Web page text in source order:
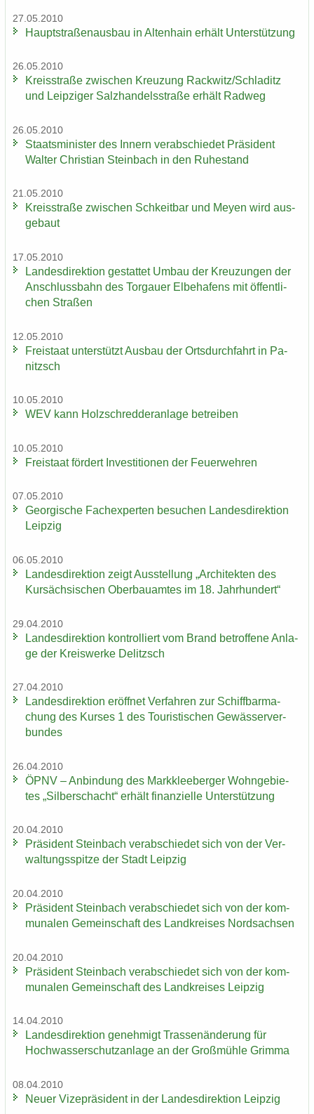
27.05.2010
Haupt­stra­ßen­aus­bau in Al­ten­hain er­hält Un­ter­stüt­zung
26.05.2010
Kreis­stra­ße zwi­schen Kreu­zung Rack­witz/Schla­ditz
und Leip­zi­ger Salz­han­dels­stra­ße er­hält Rad­weg
26.05.2010
Staats­mi­nis­ter des In­nern ver­ab­schie­det Prä­si­dent
Wal­ter Chris­ti­an Stein­bach in den Ru­he­stand
21.05.2010
Kreis­stra­ße zwi­schen Schkeit­bar und Meyen wird aus­
ge­baut
17.05.2010
Lan­des­di­rek­ti­on ge­stat­tet Umbau der Kreu­zun­gen der
An­schluss­bahn des Tor­gau­er El­be­ha­fens mit öf­fent­li­
chen Stra­ßen
12.05.2010
Frei­staat un­ter­stützt Aus­bau der Orts­durch­fahrt in Pa­
nitzsch
10.05.2010
WEV kann Holz­schred­de­r­an­la­ge be­trei­ben
10.05.2010
Frei­staat för­dert In­ves­ti­tio­nen der Feu­er­weh­ren
07.05.2010
Ge­or­gi­sche Fach­ex­per­ten be­su­chen Lan­des­di­rek­ti­on
Leip­zig
06.05.2010
Lan­des­di­rek­ti­on zeigt Aus­stel­lung „Ar­chi­tek­ten des
Kur­säch­si­schen Ober­bau­am­tes im 18. Jahr­hun­dert“
29.04.2010
Lan­des­di­rek­ti­on kon­trol­liert vom Brand be­trof­fe­ne An­la­
ge der Kreis­wer­ke De­litzsch
27.04.2010
Lan­des­di­rek­ti­on er­öff­net Ver­fah­ren zur Schiff­bar­ma­
chung des Kur­ses 1 des Tou­ris­ti­schen Ge­wäs­ser­ver­
bun­des
26.04.2010
ÖPNV – An­bin­dung des Mark­klee­ber­ger Wohn­ge­bie­
tes „Sil­ber­schacht“ er­hält fi­nan­zi­el­le Un­ter­stüt­zung
20.04.2010
Prä­si­dent Stein­bach ver­ab­schie­det sich von der Ver­
wal­tungs­spit­ze der Stadt Leip­zig
20.04.2010
Prä­si­dent Stein­bach ver­ab­schie­det sich von der kom­
mu­na­len Ge­mein­schaft des Land­krei­ses Nord­sach­sen
20.04.2010
Prä­si­dent Stein­bach ver­ab­schie­det sich von der kom­
mu­na­len Ge­mein­schaft des Land­krei­ses Leip­zig
14.04.2010
Lan­des­di­rek­ti­on ge­neh­migt Tras­sen­än­de­rung für
Hoch­was­ser­schutz­an­la­ge an der Groß­müh­le Grim­ma
08.04.2010
Neuer Vi­ze­prä­si­dent in der Lan­des­di­rek­ti­on Leip­zig